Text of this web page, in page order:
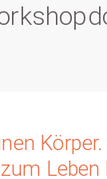
Leben